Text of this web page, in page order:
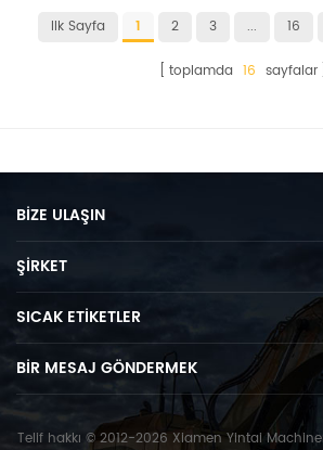
Ilk Sayfa 1 2 3 ... 16
toplamda 16 sayfalar
BIZE ULAŞIN
ŞIRKET
SICAK ETIKETLER
BIR MESAJ GÖNDERMEK
Telif hakkı © 2012-2026 Xiamen Yintai